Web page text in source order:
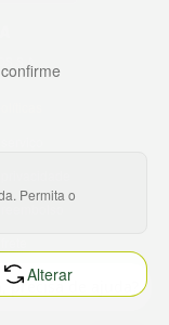
Permita o
Alterar